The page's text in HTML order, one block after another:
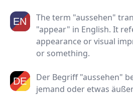
The term "aussehen"
"appear" in English. It
appearance or visual
or something.
Der Begriff "aussehen"
jemand oder etwas